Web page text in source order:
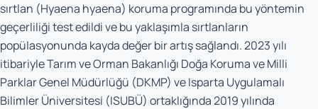
sırtlan (Hyaena hyaena) koruma programında bu yöntemin
geçerliliği test edildi ve bu yaklaşımla sırtlanların
popülasyonunda kayda değer bir artış sağlandı. 2023 yılı
itibariyle Tarım ve Orman Bakanlığı Doğa Koruma ve Milli
Parklar Genel Müdürlüğü (DKMP) ve Isparta Uygulamalı
Bilimler Üniversitesi (ISUBÜ) ortaklığında 2019 yılında